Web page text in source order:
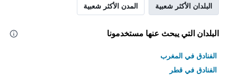
البلدان الأكثر شعبية المدن الأكثر شعبية
البلدان التي يبحث عنها مستخدمونا
الفنادق في المغرب
الفنادق في قطر